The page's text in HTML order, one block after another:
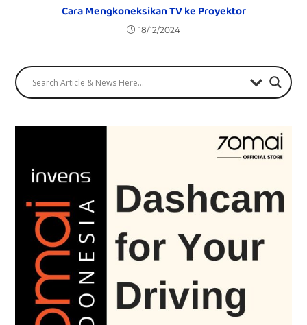
Cara Mengkoneksikan TV ke Proyektor
18/12/2024